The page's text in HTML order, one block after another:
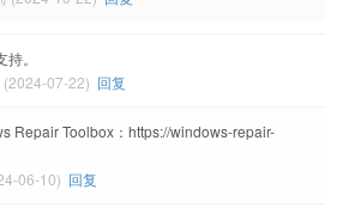
。
(2024-07-22) 回复
Repair Toolbox：https://windows-repair-
06-10) 回复